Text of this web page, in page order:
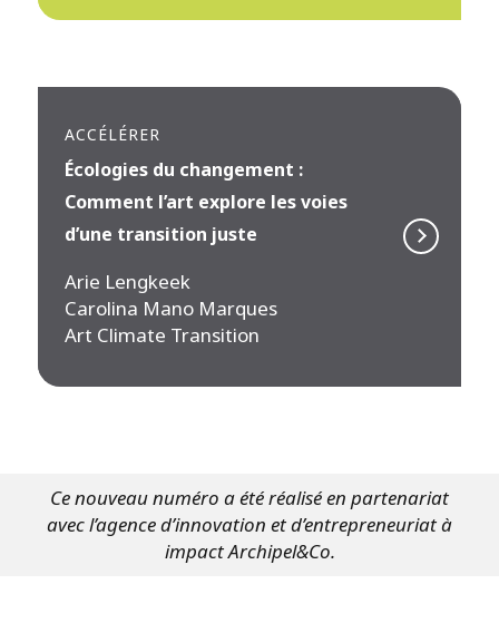
ACCÉLÉRER
Écologies du changement :
Comment l’art explore les voies
d’une transition juste
Arie Lengkeek
Carolina Mano Marques
Art Climate Transition
Ce nouveau numéro a été réalisé en partenariat
avec l’agence d’innovation et d’entrepreneuriat à
impact Archipel&Co.